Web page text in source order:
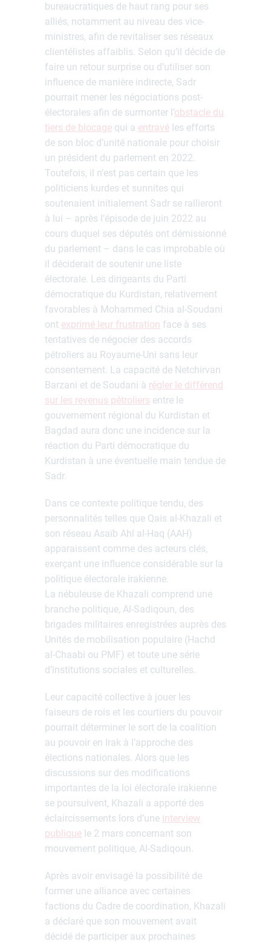
bureaucratiques de haut rang pour ses
alliés, notamment au niveau des vice-
ministres, afin de revitaliser ses réseaux
clientélistes affaiblis. Selon qu’il décide de
faire un retour surprise ou d’utiliser son
influence de manière indirecte, Sadr
pourrait mener les négociations post-
électorales afin de surmonter l’obstacle du
tiers de blocage qui a entravé les efforts
de son bloc d’unité nationale pour choisir
un président du parlement en 2022.
Toutefois, il n’est pas certain que les
politiciens kurdes et sunnites qui
soutenaient initialement Sadr se rallieront
à lui – après l’épisode de juin 2022 au
cours duquel ses députés ont démissionné
du parlement – dans le cas improbable où
il déciderait de soutenir une liste
électorale. Les dirigeants du Parti
démocratique du Kurdistan, relativement
favorables à Mohammed Chia al-Soudani
ont exprimé leur frustration face à ses
tentatives de négocier des accords
pétroliers au Royaume-Uni sans leur
consentement. La capacité de Netchirvan
Barzani et de Soudani à régler le différend
sur les revenus pétroliers entre le
gouvernement régional du Kurdistan et
Bagdad aura donc une incidence sur la
réaction du Parti démocratique du
Kurdistan à une éventuelle main tendue de
Sadr.
Dans ce contexte politique tendu, des
personnalités telles que Qais al-Khazali et
son réseau Asaïb Ahl al-Haq (AAH)
apparaissent comme des acteurs clés,
exerçant une influence considérable sur la
politique électorale irakienne.
La nébuleuse de Khazali comprend une
branche politique, Al-Sadiqoun, des
brigades militaires enregistrées auprès des
Unités de mobilisation populaire (Hachd
al-Chaabi ou PMF) et toute une série
d’institutions sociales et culturelles.
Leur capacité collective à jouer les
faiseurs de rois et les courtiers du pouvoir
pourrait déterminer le sort de la coalition
au pouvoir en Irak à l’approche des
élections nationales. Alors que les
discussions sur des modifications
importantes de la loi électorale irakienne
se poursuivent, Khazali a apporté des
éclaircissements lors d’une interview
publique le 2 mars concernant son
mouvement politique, Al-Sadiqoun.
Après avoir envisagé la possibilité de
former une alliance avec certaines
factions du Cadre de coordination, Khazali
a déclaré que son mouvement avait
décidé de participer aux prochaines